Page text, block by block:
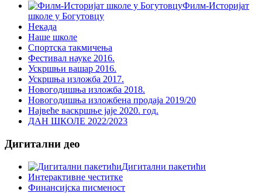
Филм-Историјат
школе у Богутовцу
Некада
Наше школе
Спортска такмичења
Фестивал науке 2016.
Ускршњи вашар 2016.
Ускршња изложба 2017.
Новогодишња изложба 2018.
Новогодишња изложбена продаја 2019/20
Највеће васкршње јаје 2020. год.
ДАН ШКОЛЕ 2022/2023
Дигитални део
Дигитални пакетићи
Интерактивне честитке
Финансијска писменост